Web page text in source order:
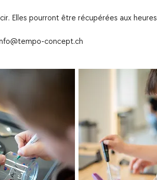
Elles pourront être récupérées aux heures
concept.ch